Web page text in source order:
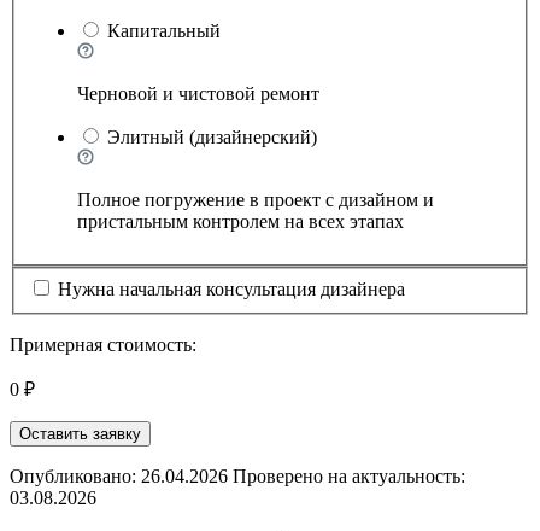
Капитальный
Черновой и чистовой ремонт
Элитный (дизайнерский)
Полное погружение в проект с дизайном и
пристальным контролем на всех этапах
Нужна начальная консультация дизайнера
Примерная стоимость:
0 ₽
Оставить заявку
Опубликовано: 26.04.2026 Проверено на актуальность:
03.08.2026